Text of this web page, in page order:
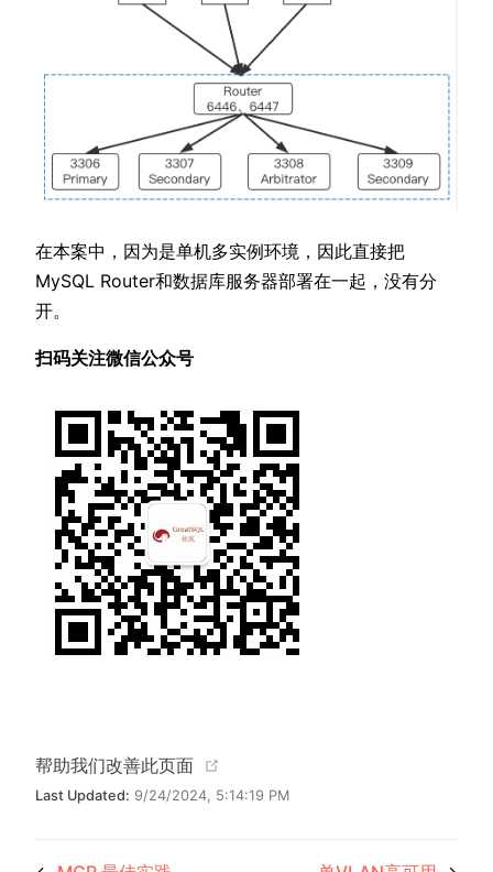
在本案中，因为是单机多实例环境，因此直接把
MySQL Router和数据库服务器部署在一起，没有分
开。
扫码关注微信公众号
帮助我们改善此页面
Last Updated: 9/24/2024, 5:14:19 PM